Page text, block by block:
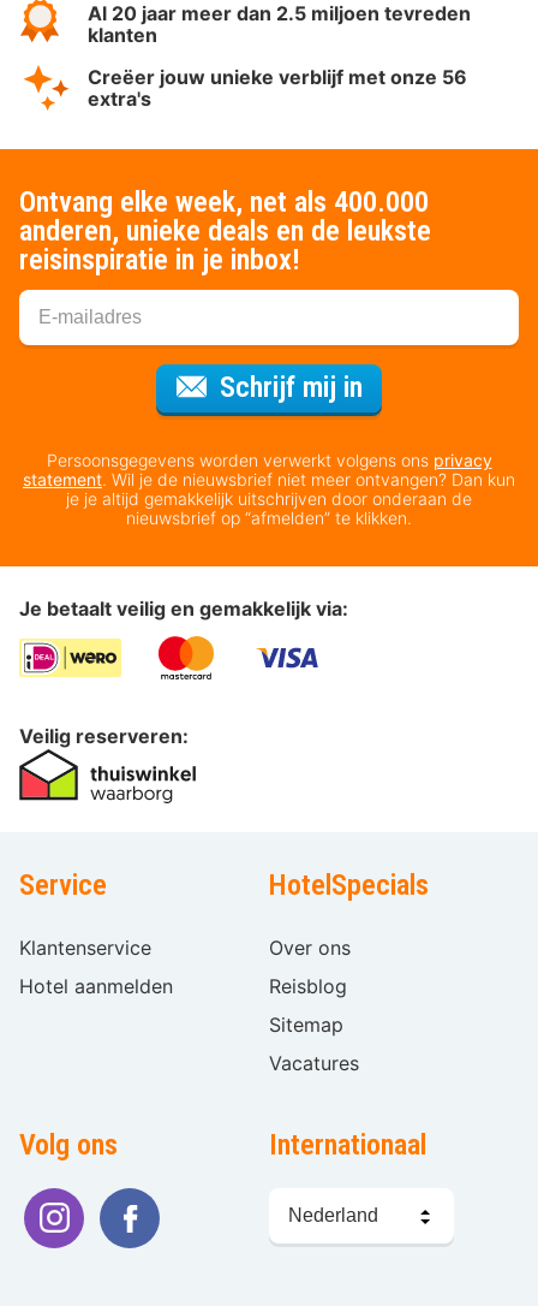
Al 20 jaar meer dan 2.5 miljoen tevreden
klanten
Creëer jouw unieke verblijf met onze 56
extra's
Ontvang elke week, net als 400.000
anderen, unieke deals en de leukste
reisinspiratie in je inbox!
Schrijf mij in
Persoonsgegevens worden verwerkt volgens ons privacy
statement. Wil je de nieuwsbrief niet meer ontvangen? Dan kun
je je altijd gemakkelijk uitschrijven door onderaan de
nieuwsbrief op “afmelden” te klikken.
Je betaalt veilig en gemakkelijk via:
Veilig reserveren:
Service
Klantenservice
Hotel aanmelden
HotelSpecials
Over ons
Reisblog
Sitemap
Vacatures
Volg ons Internationaal
kiezen